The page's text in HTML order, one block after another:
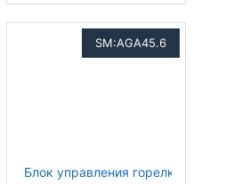
SM:AGA45.6